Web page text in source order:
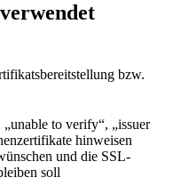
bzw.
to verify“, „issuer
hinweisen
und die SSL-
soll